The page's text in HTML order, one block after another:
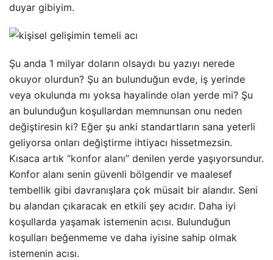
duyar gibiyim.
Şu anda 1 milyar doların olsaydı bu yazıyı nerede
okuyor olurdun? Şu an bulunduğun evde, iş yerinde
veya okulunda mı yoksa hayalinde olan yerde mi? Şu
an bulunduğun koşullardan memnunsan onu neden
değiştiresin ki? Eğer şu anki standartların sana yeterli
geliyorsa onları değiştirme ihtiyacı hissetmezsin.
Kısaca artık “konfor alanı” denilen yerde yaşıyorsundur.
Konfor alanı senin güvenli bölgendir ve maalesef
tembellik gibi davranışlara çok müsait bir alandır. Seni
bu alandan çıkaracak en etkili şey acıdır. Daha iyi
koşullarda yaşamak istemenin acısı. Bulunduğun
koşulları beğenmeme ve daha iyisine sahip olmak
istemenin acısı.